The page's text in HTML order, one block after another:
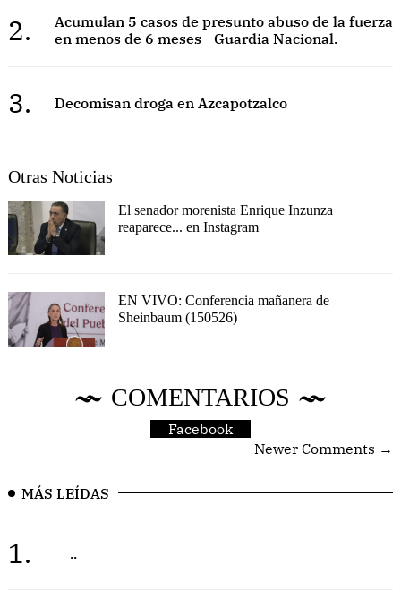
2.
Acumulan 5 casos de presunto abuso de la fuerza
en menos de 6 meses - Guardia Nacional.
3. Decomisan droga en Azcapotzalco
Otras Noticias
El senador morenista Enrique Inzunza
reaparece... en Instagram
EN VIVO: Conferencia mañanera de
Sheinbaum (150526)
COMENTARIOS
Facebook
Newer Comments →
MÁS LEÍDAS
1. ..